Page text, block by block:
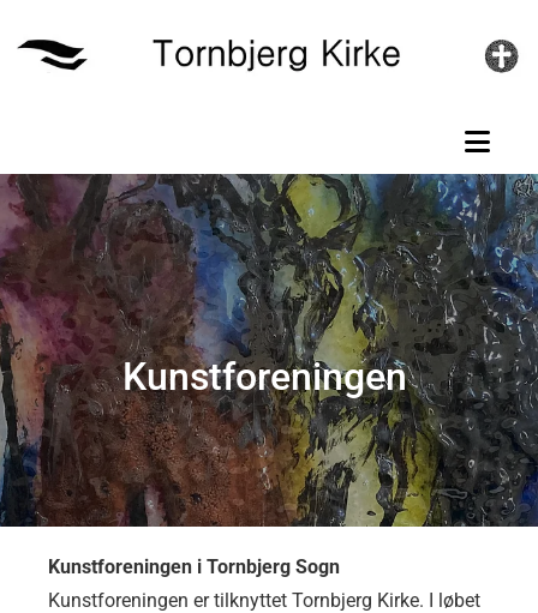
Kunstforeningen
Kunstforeningen i Tornbjerg Sogn
Kunstforeningen er tilknyttet Tornbjerg Kirke. I løbet